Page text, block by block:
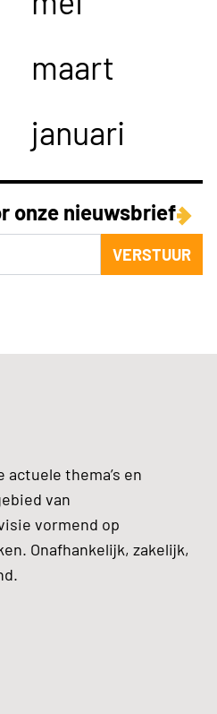
maart
januari
onze nieuwsbrief
VERSTUUR
thema’s en
van
vormend op
Onafhankelijk, zakelijk,